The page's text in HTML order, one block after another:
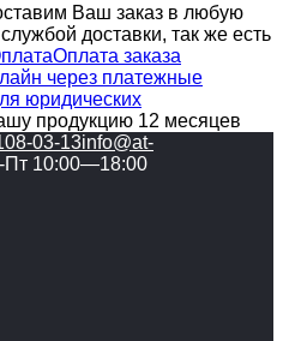
Ваш заказ в любую
доставки, так же есть
Оплата заказа
через платежные
юридических
продукцию 12 месяцев
03-13info@at-
Пт 10:00—18:00